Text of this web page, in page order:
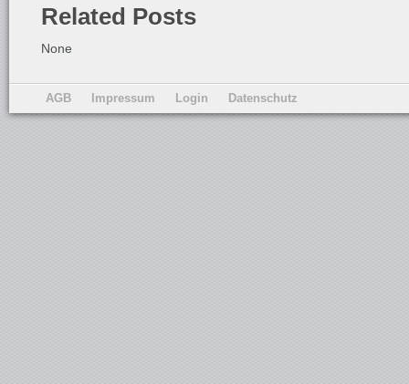
Related Posts
None
AGB Impressum Login Datenschutz